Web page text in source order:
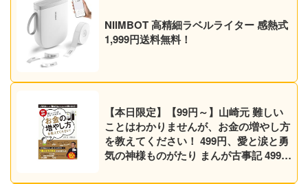
NIIMBOT 高精細ラベルライター 感熱式
1,999円送料無料！
【本日限定】【99円～】山崎元 難しい
ことはわかりませんが、お金の増やし方
を教えてください！ 499円、愛と涙と勇
気の神様ものがたり まんが古事記 499円